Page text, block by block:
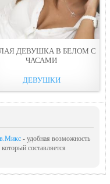
ДЕВУШКА В БЕЛОМ С
ЧАСАМИ
ДЕВУШКИ
- удобная возможность
составляется